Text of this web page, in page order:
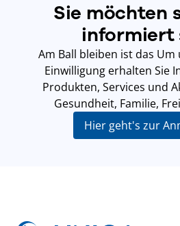
Sie möchten
informiert
Am Ball bleiben ist das
Einwilligung erhalten Sie
Produkten, Services und
Gesundheit, Familie,
Hier geht's zur